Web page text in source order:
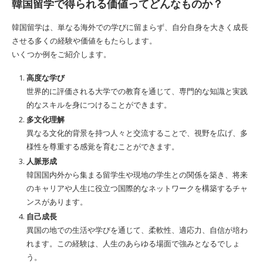
韓国留学で得られる価値ってどんなものか？
韓国留学は、単なる海外での学びに留まらず、自分自身を大きく成長
させる多くの経験や価値をもたらします。
いくつか例をご紹介します。
高度な学び
世界的に評価される大学での教育を通じて、専門的な知識と実践
的なスキルを身につけることができます。
多文化理解
異なる文化的背景を持つ人々と交流することで、視野を広げ、多
様性を尊重する感覚を育むことができます。
人脈形成
韓国国内外から集まる留学生や現地の学生との関係を築き、将来
のキャリアや人生に役立つ国際的なネットワークを構築するチャ
ンスがあります。
自己成長
異国の地での生活や学びを通じて、柔軟性、適応力、自信が培わ
れます。この経験は、人生のあらゆる場面で強みとなるでしょ
う。